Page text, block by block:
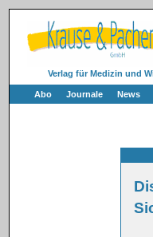
Verlag für Medizin und
Abo Journale News